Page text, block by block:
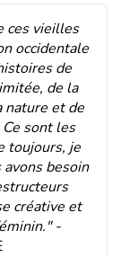
ces vieilles
occidentale
de
de la
nature et de
sont les
toujours, je
besoin
créative et
-